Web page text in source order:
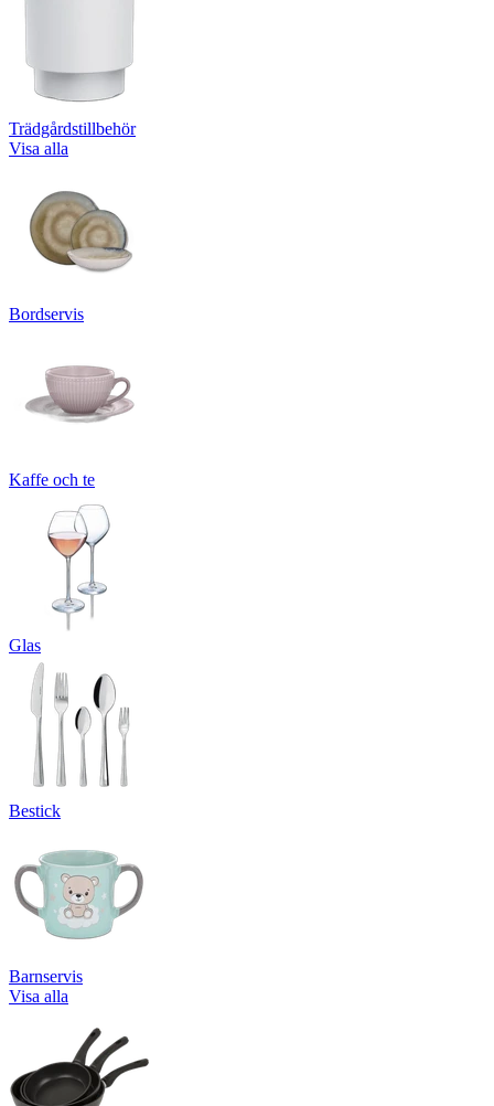
Trädgårdstillbehör
Visa alla
Bordservis
Kaffe och te
Glas
Bestick
Barnservis
Visa alla